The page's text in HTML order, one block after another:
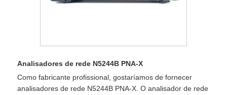
Analisadores de rede N5244B PNA-X
Como fabricante profissional, gostaríamos de fornecer
analisadores de rede N5244B PNA-X. O analisador de rede